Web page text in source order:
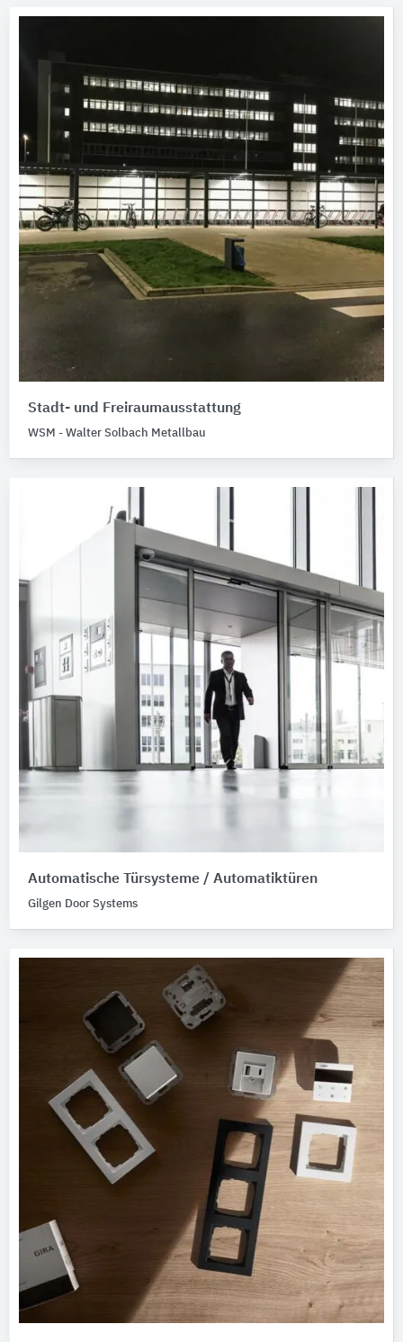
Stadt- und Freiraumausstattung
WSM - Walter Solbach Metallbau
Automatische Türsysteme / Automatiktüren
Gilgen Door Systems